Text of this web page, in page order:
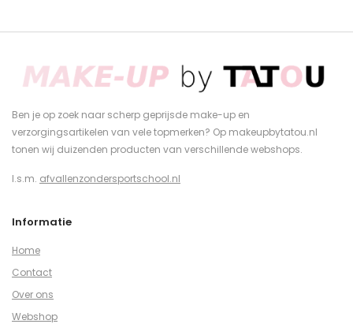
Ben je op zoek naar scherp geprijsde make-up en
verzorgingsartikelen van vele topmerken? Op makeupbytatou.nl
tonen wij duizenden producten van verschillende webshops.
I.s.m. afvallenzondersportschool.nl
Informatie
Home
Contact
Over ons
Webshop